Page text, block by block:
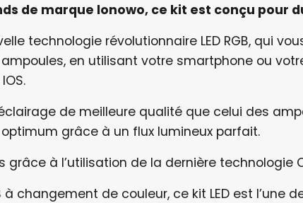
de marque lonowo, ce kit est conçu pour
technologie révolutionnaire LED RGB, qui
en utilisant votre smartphone ou
de meilleure qualité que celui des
grâce à un flux lumineux parfait.
à l’utilisation de la dernière technologie
à changement de couleur, ce kit LED est l’une